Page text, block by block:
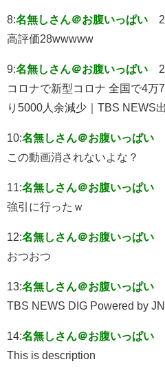
8:名無しさん＠お腹いっぱい
高評価28wwwww
9:名無しさん＠お腹いっぱい
コロナで新型コロナ 全国で4万
り5000人余減少｜TBS NEWS
10:名無しさん＠お腹いっぱい
この動画消されないよな？
11:名無しさん＠お腹いっぱい
強引に行ったｗ
12:名無しさん＠お腹いっぱい
おつおつ
13:名無しさん＠お腹いっぱい
TBS NEWS DIG Powered by
14:名無しさん＠お腹いっぱい
This is description